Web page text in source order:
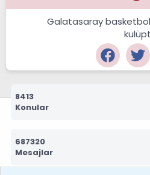
Galatasaray
8413
Konular
687320
Mesajlar